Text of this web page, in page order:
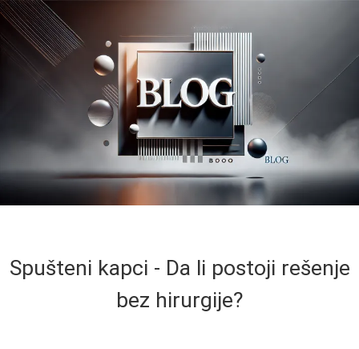
Spušteni kapci - Da li postoji rešenje
bez hirurgije?